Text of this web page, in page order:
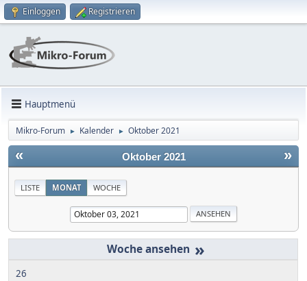
Einloggen Registrieren
Hauptmenü
Mikro-Forum ► Kalender ► Oktober 2021
« »
Oktober 2021
LISTE MONAT WOCHE
»
26